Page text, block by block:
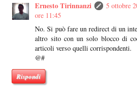
Ernesto Tirinnanzi
5 ottobre
ore 11:45
No. Si può fare un redirect di un
altro sito con un solo blocco di
articoli verso quelli corrispondenti.
@#
Rispondi